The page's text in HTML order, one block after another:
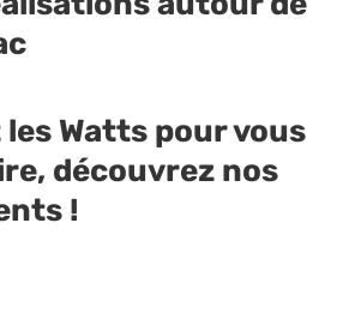
les Watts pour vous
découvrez nos
!